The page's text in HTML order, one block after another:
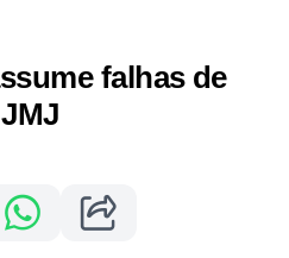
falhas de